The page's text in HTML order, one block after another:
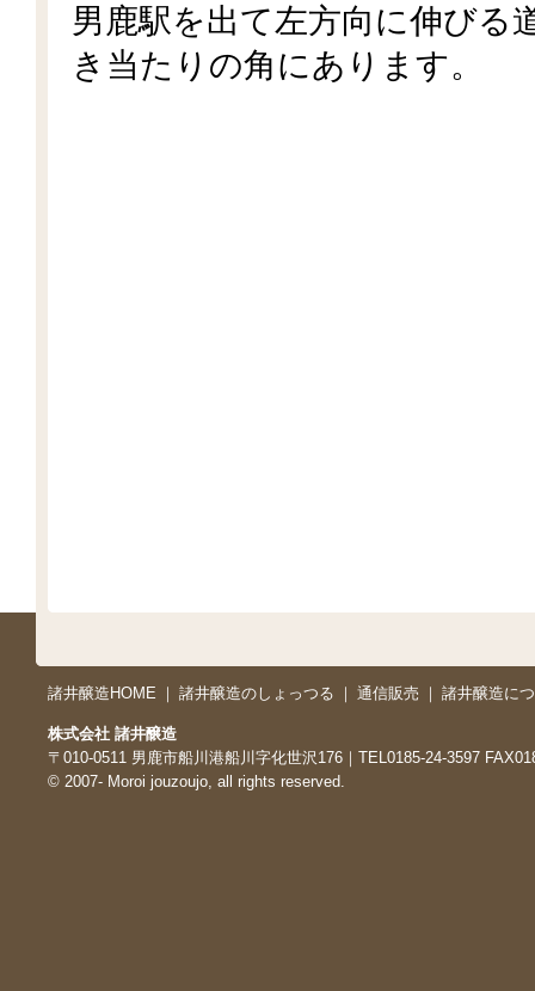
男鹿駅を出て左方向に伸びる
き当たりの角にあります。
諸井醸造HOME ｜ 諸井醸造のしょっつる ｜ 通信販売 ｜ 諸井醸造に
株式会社 諸井醸造
〒010-0511 男鹿市船川港船川字化世沢176｜TEL0185-24-3597
© 2007- Moroi jouzoujo, all rights reserved.